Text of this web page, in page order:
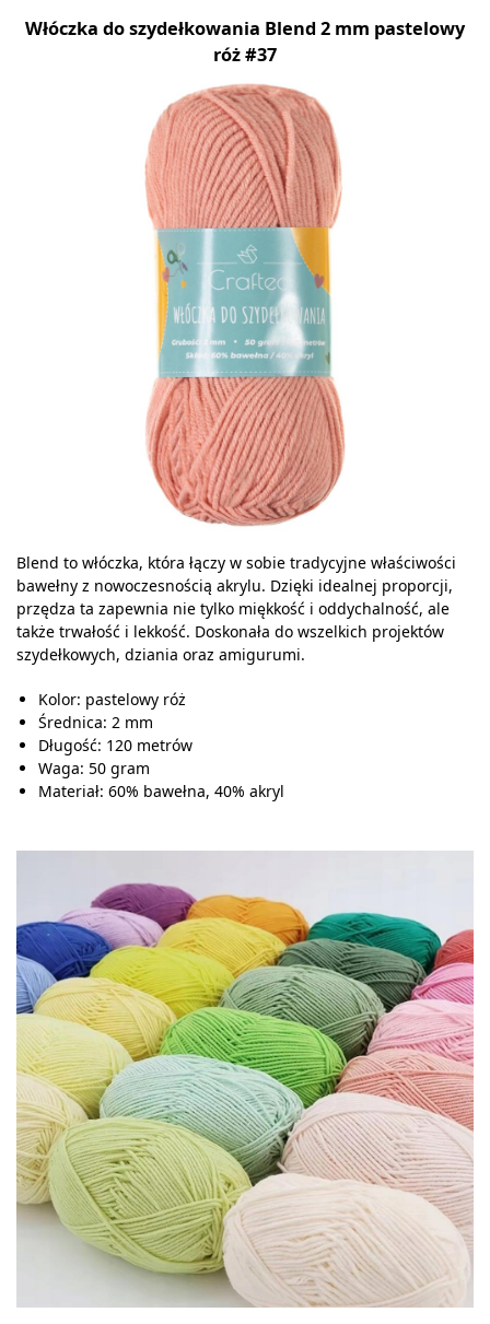
Włóczka do szydełkowania Blend 2 mm pastelowy
róż #37
Blend to włóczka, która łączy w sobie tradycyjne właściwości
bawełny z nowoczesnością akrylu. Dzięki idealnej proporcji,
przędza ta zapewnia nie tylko miękkość i oddychalność, ale
także trwałość i lekkość. Doskonała do wszelkich projektów
szydełkowych, dziania oraz amigurumi.
Kolor: pastelowy róż
Średnica: 2 mm
Długość: 120 metrów
Waga: 50 gram
Materiał: 60% bawełna, 40% akryl